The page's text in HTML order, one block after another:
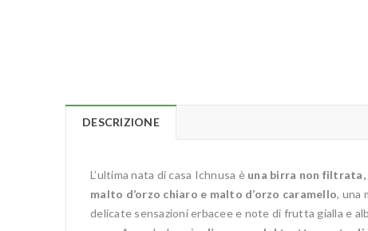
DESCRIZIONE
L’ultima nata di casa Ichnusa è una birra non filtrata,
malto d’orzo chiaro e malto d’orzo caramello, una
delicate sensazioni erbacee e note di frutta gialla e